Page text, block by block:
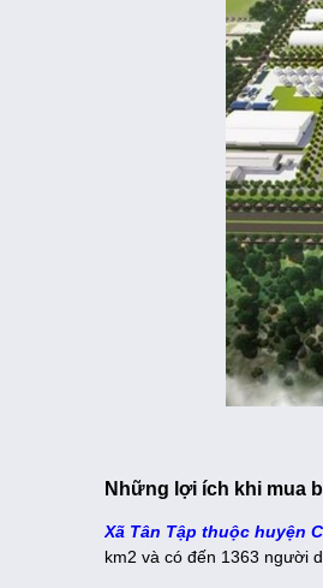
Những lợi ích khi mua
Xã Tân Tập thuộc huyện
km2 và có đến 1363 người